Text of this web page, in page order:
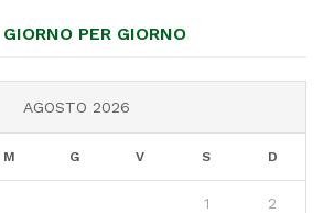
PER GIORNO
AGOSTO 2026
M G V S D
1 2